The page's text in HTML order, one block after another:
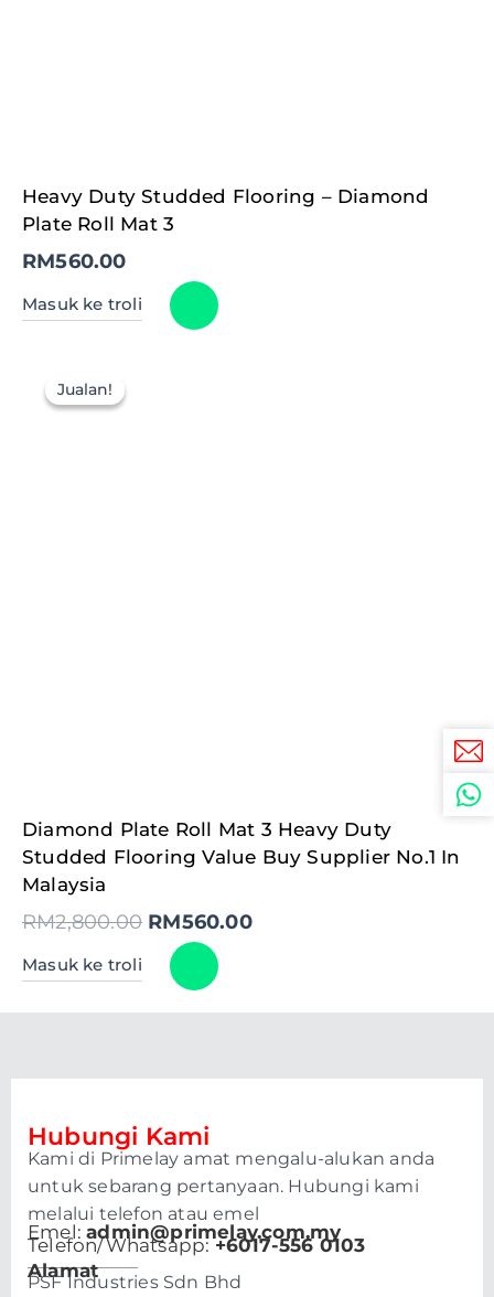
Heavy Duty Studded Flooring – Diamond
Plate Roll Mat 3
RM560.00
Masuk ke troli
Jualan!
Jualan!
Diamond Plate Roll Mat 3 Heavy Duty
Studded Flooring Value Buy Supplier No.1 In
Malaysia
RM2,800.00
Original
price
was:
RM2,800.00.
RM560.00
Current
price
is:
RM560.00.
Masuk ke troli
Hubungi Kami
Kami di Primelay amat mengalu-alukan anda
untuk sebarang pertanyaan. Hubungi kami
melalui telefon atau emel
Emel:admin@primelay.com.my
Telefon/Whatsapp:+6017-556 0103
Alamat
PSF Industries Sdn Bhd